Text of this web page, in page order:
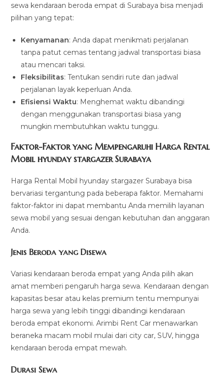
sewa kendaraan beroda empat di Surabaya bisa menjadi
pilihan yang tepat:
Kenyamanan: Anda dapat menikmati perjalanan
tanpa patut cemas tentang jadwal transportasi biasa
atau mencari taksi.
Fleksibilitas: Tentukan sendiri rute dan jadwal
perjalanan layak keperluan Anda.
Efisiensi Waktu: Menghemat waktu dibandingi
dengan menggunakan transportasi biasa yang
mungkin membutuhkan waktu tunggu.
Faktor-Faktor yang Mempengaruhi Harga Rental
Mobil hyunday stargazer Surabaya
Harga Rental Mobil hyunday stargazer Surabaya bisa
bervariasi tergantung pada beberapa faktor. Memahami
faktor-faktor ini dapat membantu Anda memilih layanan
sewa mobil yang sesuai dengan kebutuhan dan anggaran
Anda.
Jenis Beroda yang Disewa
Variasi kendaraan beroda empat yang Anda pilih akan
amat memberi pengaruh harga sewa. Kendaraan dengan
kapasitas besar atau kelas premium tentu mempunyai
harga sewa yang lebih tinggi dibandingi kendaraan
beroda empat ekonomi. Arimbi Rent Car menawarkan
beraneka macam mobil mulai dari city car, SUV, hingga
kendaraan beroda empat mewah.
Durasi Sewa